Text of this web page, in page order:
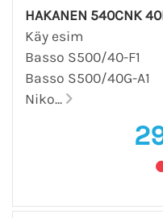
Käy esim
Basso S500/40-F1
Basso S500/40G-A1
Niko...